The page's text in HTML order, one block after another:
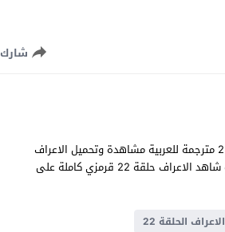
شارك
الاعراف الحلقة 22 قصة عشق بطولة امين جونيش و السو ديميرجي مسلسل الاعراف الحلقة 22 مترجمة للعربية مشاهدة وتحميل الاعراف
22 يوتيوب جودة عالية قصة المسلسل التركي الاعراف تدور في احداث دراما ​​رومانسية مشوقة شاهد الاعراف حلقة 22 قرمزي كاملة على
الاعراف الحلقة 22